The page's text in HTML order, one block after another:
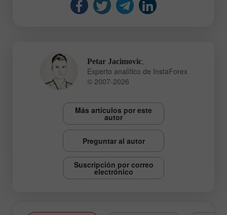
Petar Jacimovic,
Experto analítico de InstaForex
© 2007-2026
Más artículos por este
autor
Preguntar al autor
Suscripción por correo
electrónico